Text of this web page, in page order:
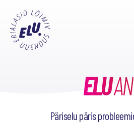
ELU
Päriselu päris
SEL